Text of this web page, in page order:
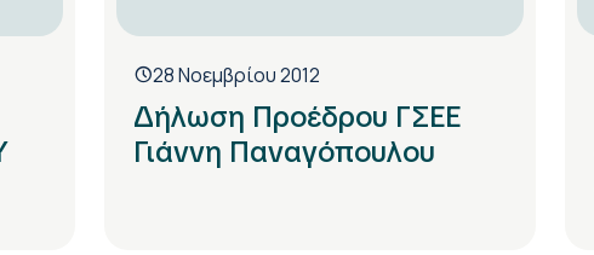
28 Νοεμβρίου 2012
Δήλωση Προέδρου ΓΣΕΕ
Γιάννη Παναγόπουλου